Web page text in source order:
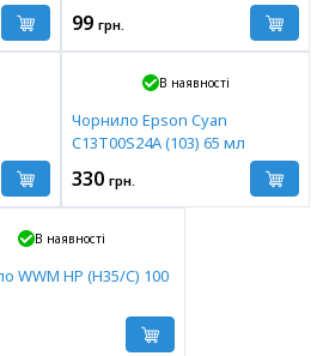
99 грн.
В наявності
Чорнило Epson Cyan
C13T00S24A (103) 65 мл
330 грн.
В наявності
WWM HP (H35/C) 100